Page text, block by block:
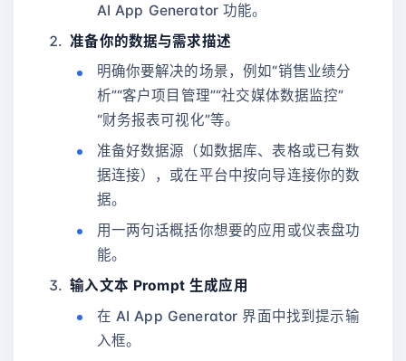
AI App Generator 功能。
准备你的数据与需求描述
明确你要解决的场景，例如“销售业绩分
析”“客户项目管理”“社交媒体数据监控”
“财务报表可视化”等。
准备好数据源（如数据库、表格或已有数
据连接），或在平台中按向导连接你的数
据。
用一两句话概括你想要的应用或仪表盘功
能。
输入文本 Prompt 生成应用
在 AI App Generator 界面中找到提示输
入框。